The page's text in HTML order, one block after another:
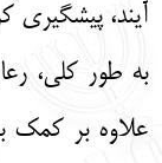
آیند، پیشگیری
به طور کلی،
علاوه بر کمک